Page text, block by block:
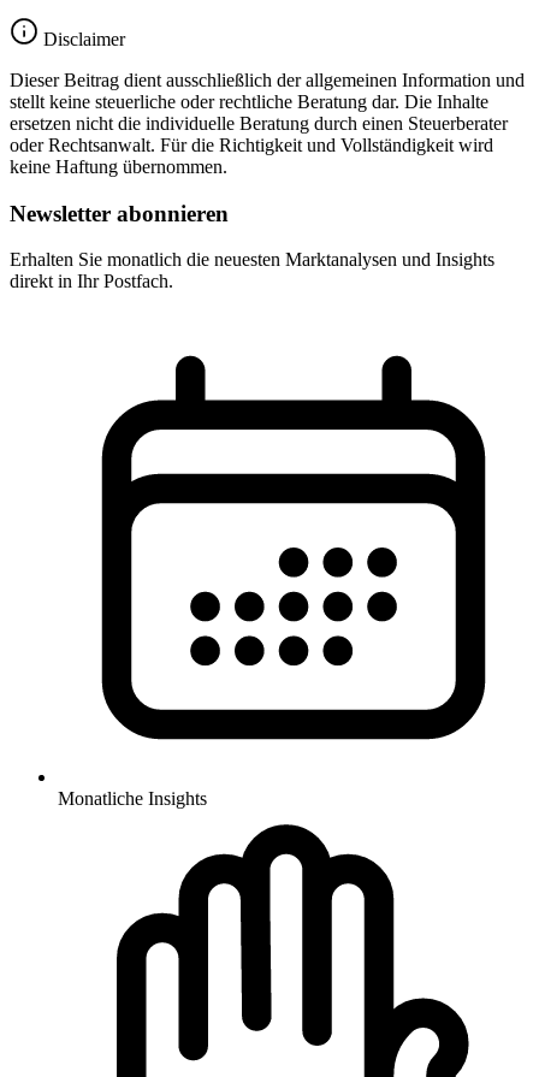
Disclaimer
Dieser Beitrag dient ausschließlich der allgemeinen Information und
stellt keine steuerliche oder rechtliche Beratung dar. Die Inhalte
ersetzen nicht die individuelle Beratung durch einen Steuerberater
oder Rechtsanwalt. Für die Richtigkeit und Vollständigkeit wird
keine Haftung übernommen.
Newsletter abonnieren
Erhalten Sie monatlich die neuesten Marktanalysen und Insights
direkt in Ihr Postfach.
Monatliche Insights